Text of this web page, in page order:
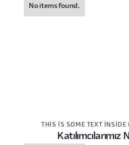
No items found.
THIS IS SOME TEXT INSIDE
Katılımcılarımız